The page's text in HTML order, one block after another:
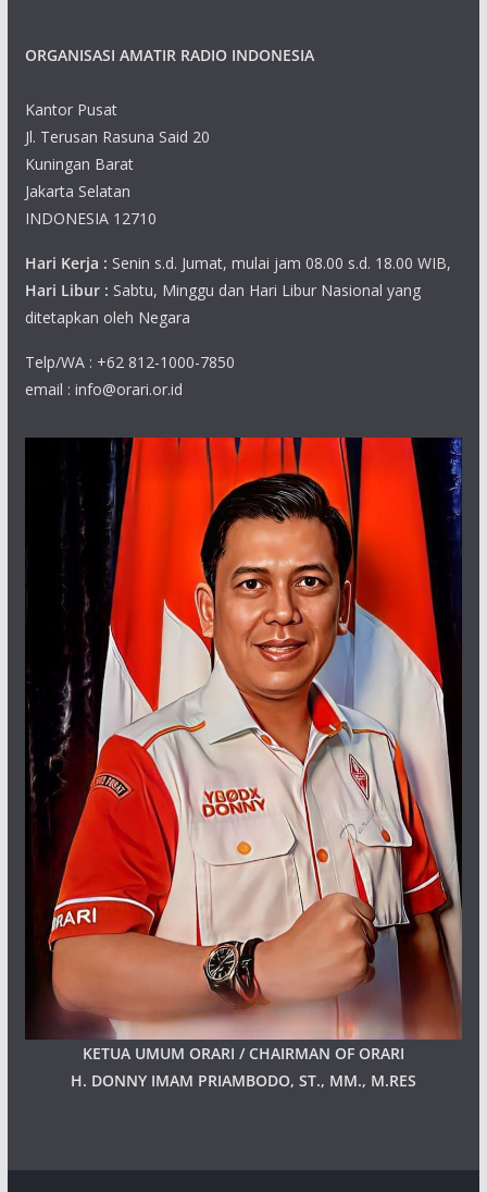
ORGANISASI AMATIR RADIO INDONESIA
Kantor Pusat
Jl. Terusan Rasuna Said 20
Kuningan Barat
Jakarta Selatan
INDONESIA 12710
Hari Kerja : Senin s.d. Jumat, mulai jam 08.00 s.d. 18.00 WIB,
Hari Libur : Sabtu, Minggu dan Hari Libur Nasional yang
ditetapkan oleh Negara
Telp/WA : +62 812-1000-7850
email : info@orari.or.id
KETUA UMUM ORARI / CHAIRMAN OF ORARI
H. DONNY IMAM PRIAMBODO, ST., MM., M.RES